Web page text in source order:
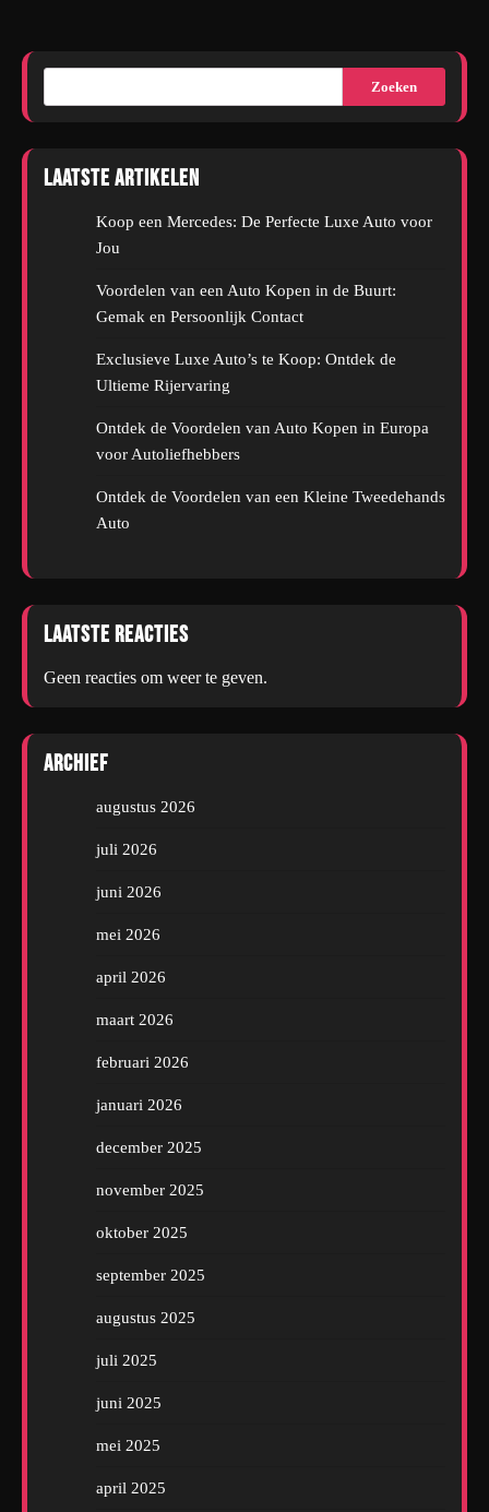
Zoeken
Laatste artikelen
Koop een Mercedes: De Perfecte Luxe Auto voor
Jou
Voordelen van een Auto Kopen in de Buurt:
Gemak en Persoonlijk Contact
Exclusieve Luxe Auto’s te Koop: Ontdek de
Ultieme Rijervaring
Ontdek de Voordelen van Auto Kopen in Europa
voor Autoliefhebbers
Ontdek de Voordelen van een Kleine Tweedehands
Auto
Laatste reacties
Geen reacties om weer te geven.
Archief
augustus 2026
juli 2026
juni 2026
mei 2026
april 2026
maart 2026
februari 2026
januari 2026
december 2025
november 2025
oktober 2025
september 2025
augustus 2025
juli 2025
juni 2025
mei 2025
april 2025